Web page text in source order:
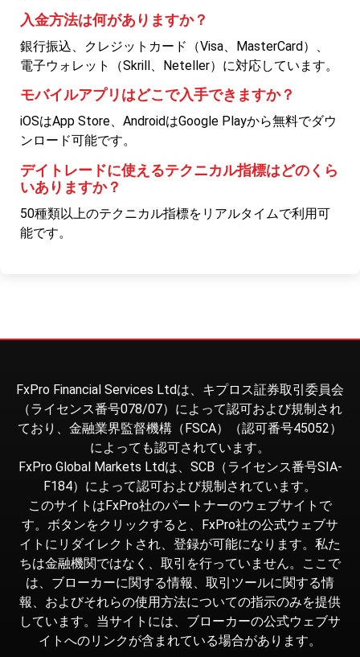
入金方法は何がありますか？
銀行振込、クレジットカード（Visa、MasterCard）、
電子ウォレット（Skrill、Neteller）に対応しています。
モバイルアプリはどこで入手できますか？
iOSはApp Store、AndroidはGoogle Playから無料でダウ
ンロード可能です。
デイトレードに使えるテクニカル指標はどのくら
いありますか？
50種類以上のテクニカル指標をリアルタイムで利用可
能です。
FxPro Financial Services Ltdは、キプロス証券取引委員会
（ライセンス番号078/07）によって認可および規制され
ており、金融業界監督機構（FSCA）（認可番号45052）
によっても認可されています。
FxPro Global Markets Ltdは、SCB（ライセンス番号SIA-
F184）によって認可および規制されています。
このサイトはFxPro社のパートナーのウェブサイトで
す。ボタンをクリックすると、FxPro社の公式ウェブサ
イトにリダイレクトされ、登録が可能になります。私た
ちは金融機関ではなく、取引を行っていません。ここで
は、ブローカーに関する情報、取引ツールに関する情
報、およびそれらの使用方法についての指示のみを提供
しています。当サイトには、ブローカーの公式ウェブサ
イトへのリンクが含まれている場合があります。